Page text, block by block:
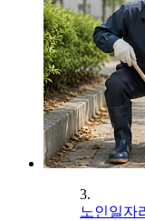
3.
노인일자